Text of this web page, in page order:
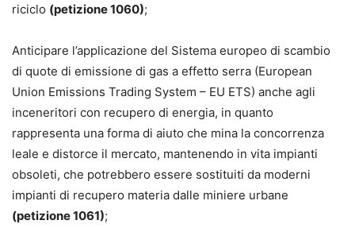
riciclo (petizione 1060);
Anticipare l’applicazione del Sistema europeo di scambio
di quote di emissione di gas a effetto serra (European
Union Emissions Trading System – EU ETS) anche agli
inceneritori con recupero di energia, in quanto
rappresenta una forma di aiuto che mina la concorrenza
leale e distorce il mercato, mantenendo in vita impianti
obsoleti, che potrebbero essere sostituiti da moderni
impianti di recupero materia dalle miniere urbane
(petizione 1061);